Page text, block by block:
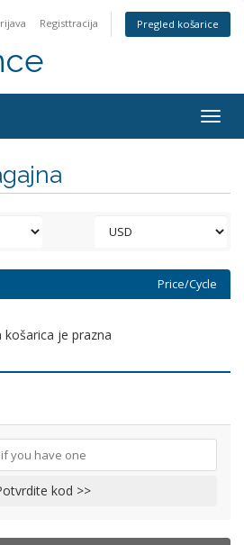
Registtracija Pregled košarice
Price/Cycle
košarica je prazna
kod >>